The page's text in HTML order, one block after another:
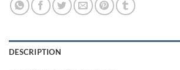
DESCRIPTION